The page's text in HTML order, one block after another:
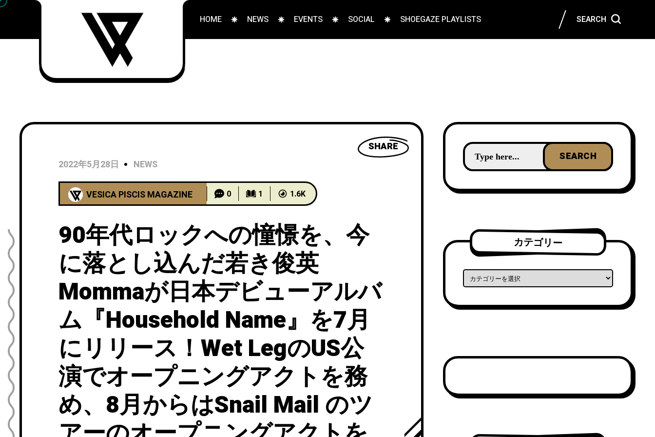
HOME NEWS EVENTS SOCIAL SHOEGAZE PLAYLISTS SEARCH
SHARE
2022年5月28日
NEWS
VESICA PISCIS MAGAZINE 0 1 1.6K
90年代ロックへの憧憬を、今
に落とし込んだ若き俊英
Mommaが日本デビューアルバ
ム『Household Name』を7月
にリリース！Wet LegのUS公
演でオープニングアクトを務
め、8月からはSnail Mail のツ
カテゴリー
カテゴリー